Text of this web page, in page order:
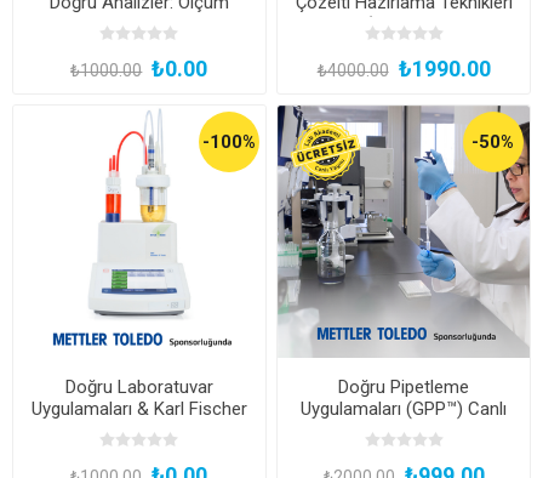
Tekniği ve Uygulama Alanları
₺1000.00 ₺0.00
Eğitimi (Kayıttan Hemen
İzle)
₺4000.00 ₺1990.00
-100%
Doğru Laboratuvar
Uygulamaları & Karl Fischer
Su Tayini
-50%
Doğru Pipetleme
Uygulamaları (GPP™) Canlı
Yayını